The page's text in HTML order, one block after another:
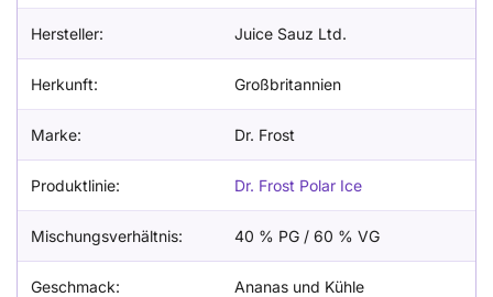
Hersteller: Juice Sauz Ltd.
Herkunft: Großbritannien
Marke: Dr. Frost
Produktlinie: Dr. Frost Polar Ice
Mischungsverhältnis: 40 % PG / 60 % VG
Geschmack: Ananas und Kühle